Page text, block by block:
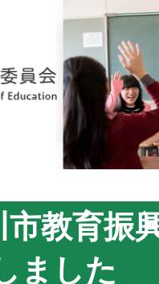
教育振
ました